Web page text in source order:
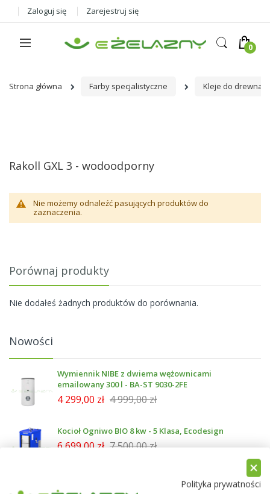
Zaloguj się Zarejestruj się
Strona główna Farby specjalistyczne Kleje do drewna
Rakoll GXL 3 - wodoodporny
Nie możemy odnaleźć pasujących produktów do
zaznaczenia.
Porównaj produkty
Nie dodałeś żadnych produktów do porównania.
Nowości
Wymiennik NIBE z dwiema wężownicami
emailowany 300 l - BA-ST 9030-2FE
4 299,00 zł 4 999,00 zł
Kocioł Ogniwo BIO 8 kw - 5 Klasa, Ecodesign
6 699,00 zł 7 500,00 zł
PLUM Moduł B ver. RTD ecoMAX800S2Polityka prywatności